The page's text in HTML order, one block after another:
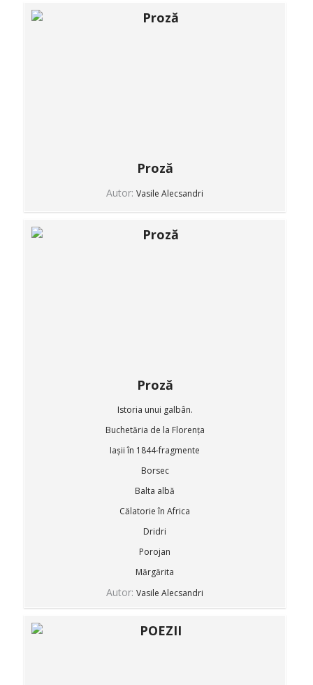
Proză
Autor: Vasile Alecsandri
Proză
Istoria unui galbân.
Buchetăria de la Florența
Iașii în 1844-fragmente
Borsec
Balta albă
Călatorie în Africa
Dridri
Porojan
Mărgărita
Autor: Vasile Alecsandri